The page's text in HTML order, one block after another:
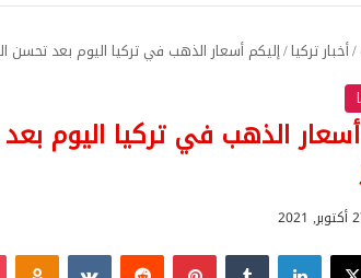
/أخبار تركيا/إليكم أسعار الذهب في تركيا اليوم بعد تحسن
الذهب في تركيا اليوم
‫X لينكدإن بينتيريست